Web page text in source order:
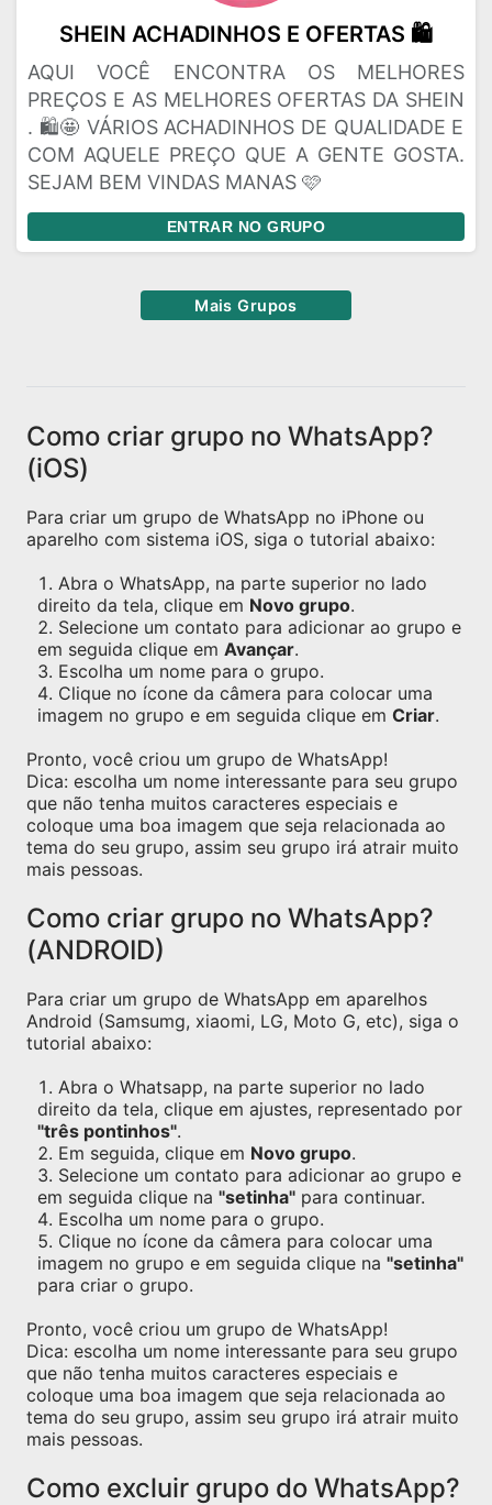
SHEIN ACHADINHOS E OFERTAS 🛍️
AQUI VOCÊ ENCONTRA OS MELHORES
PREÇOS E AS MELHORES OFERTAS DA SHEIN
. 🛍️🤩 VÁRIOS ACHADINHOS DE QUALIDADE E
COM AQUELE PREÇO QUE A GENTE GOSTA.
SEJAM BEM VINDAS MANAS 🩷
ENTRAR NO GRUPO
Mais Grupos
Como criar grupo no WhatsApp?
(iOS)
Para criar um grupo de WhatsApp no iPhone ou
aparelho com sistema iOS, siga o tutorial abaixo:
Abra o WhatsApp, na parte superior no lado
direito da tela, clique em Novo grupo.
Selecione um contato para adicionar ao grupo e
em seguida clique em Avançar.
Escolha um nome para o grupo.
Clique no ícone da câmera para colocar uma
imagem no grupo e em seguida clique em Criar.
Pronto, você criou um grupo de WhatsApp!
Dica: escolha um nome interessante para seu grupo
que não tenha muitos caracteres especiais e
coloque uma boa imagem que seja relacionada ao
tema do seu grupo, assim seu grupo irá atrair muito
mais pessoas.
Como criar grupo no WhatsApp?
(ANDROID)
Para criar um grupo de WhatsApp em aparelhos
Android (Samsumg, xiaomi, LG, Moto G, etc), siga o
tutorial abaixo:
Abra o Whatsapp, na parte superior no lado
direito da tela, clique em ajustes, representado por
"três pontinhos".
Em seguida, clique em Novo grupo.
Selecione um contato para adicionar ao grupo e
em seguida clique na "setinha" para continuar.
Escolha um nome para o grupo.
Clique no ícone da câmera para colocar uma
imagem no grupo e em seguida clique na "setinha"
para criar o grupo.
Pronto, você criou um grupo de WhatsApp!
Dica: escolha um nome interessante para seu grupo
que não tenha muitos caracteres especiais e
coloque uma boa imagem que seja relacionada ao
tema do seu grupo, assim seu grupo irá atrair muito
mais pessoas.
Como excluir grupo do WhatsApp?